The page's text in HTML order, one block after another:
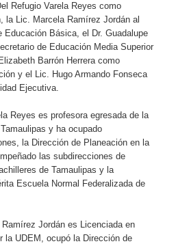
Refugio Varela Reyes como
la Lic. Marcela Ramírez Jordán al
Básica, el Dr. Guadalupe
de Educación Media Superior
Barrón Herrera como
y el Lic. Hugo Armando Fonseca
Ejecutiva.
Reyes es profesora egresada de la
y ha ocupado
la Dirección de Planeación en la
las subdirecciones de
de Tamaulipas y la
Escuela Normal Federalizada de
Jordán es Licenciada en
la UDEM, ocupó la Dirección de